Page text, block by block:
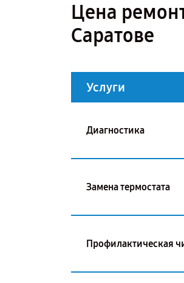
Цена
Саратове
Услуги
Диагностика
Замена термостата
Профилактическая